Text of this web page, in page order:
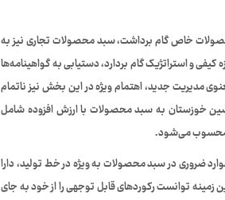
محصولات خاص گام برداشت، سبد محصولات تجاری نیز به
و استراتژیک گام بردارد، دستیابی به گواهینامه‌ها
مدیریت جدید، اهتمام ویژه در این بخش نیز ناتمام
تولیدی شرکت فولاد اکسین خوزستان به سبد محصولات با ارزش افزوده شامل
ضروری در سبد محصولات به ویژه در خط تولید، دارا
توانست رکوردهای قابل توجهی را از خود به جای